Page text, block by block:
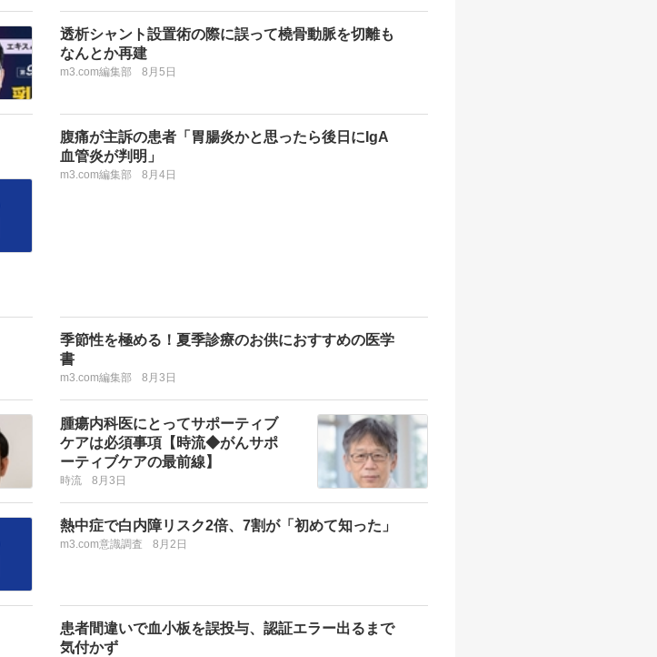
透析シャント設置術の際に誤って橈骨動脈を切離も
なんとか再建
m3.com編集部 8月5日
腹痛が主訴の患者「胃腸炎かと思ったら後日にIgA
血管炎が判明」
m3.com編集部 8月4日
季節性を極める！夏季診療のお供におすすめの医学
書
m3.com編集部 8月3日
腫瘍内科医にとってサポーティブ
ケアは必須事項【時流◆がんサポ
ーティブケアの最前線】
時流 8月3日
熱中症で白内障リスク2倍、7割が「初めて知った」
m3.com意識調査 8月2日
患者間違いで血小板を誤投与、認証エラー出るまで
気付かず